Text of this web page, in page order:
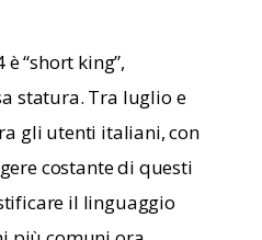
“short king”,
statura. Tra luglio e
gli utenti italiani, con
costante di questi
il linguaggio